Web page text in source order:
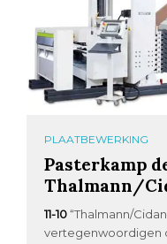
PLAATBEWERKING
Pasterkamp
Thalmann/
11-10 “Thalmann/
vertegenwoordigen